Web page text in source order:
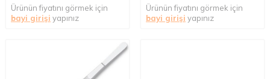
Ürünün fiyatını görmek için
bayi girişi yapınız
Ürünün fiyatını görmek için
bayi girişi yapınız